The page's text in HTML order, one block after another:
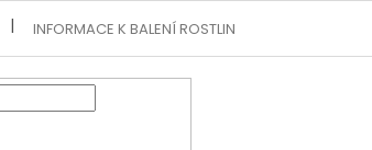
INFORMACE K BALENÍ ROSTLIN